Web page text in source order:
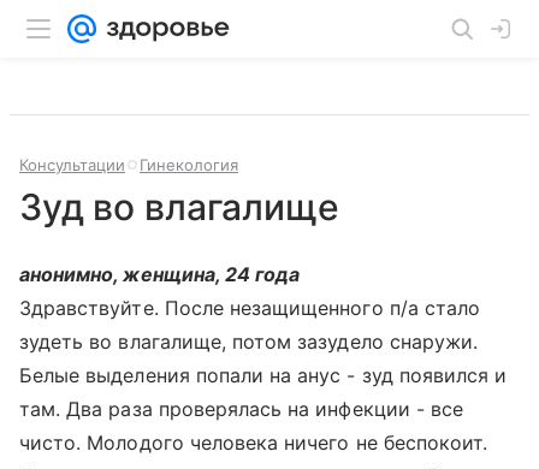
Консультации Гинекология
Зуд во влагалище
анонимно, женщина, 24 года
Здравствуйте. После незащищенного п/а стало
зудеть во влагалище, потом зазудело снаружи.
Белые выделения попали на анус - зуд появился и
там. Два раза проверялась на инфекции - все
чисто. Молодого человека ничего не беспокоит.